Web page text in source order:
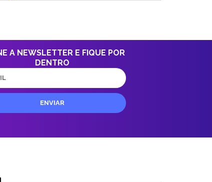
A NEWSLETTER E FIQUE POR
DENTRO
ENVIAR